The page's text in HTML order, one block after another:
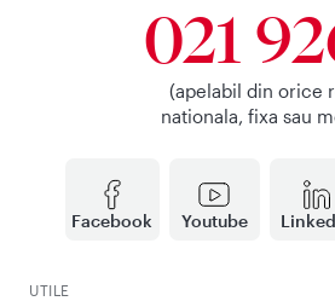
Facebook Youtube
021
(apelabil din orice
nationala, fixa sau
UTILE